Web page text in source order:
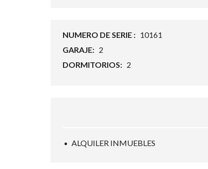
NUMERO DE SERIE : 10161
GARAJE: 2
DORMITORIOS: 2
ALQUILER INMUEBLES